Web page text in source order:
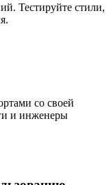
Тестируйте стили,
со своей
и инженеры